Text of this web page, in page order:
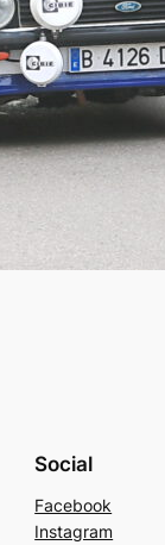
Social
Facebook
Instagram